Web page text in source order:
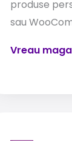
produse
sau
Vreau